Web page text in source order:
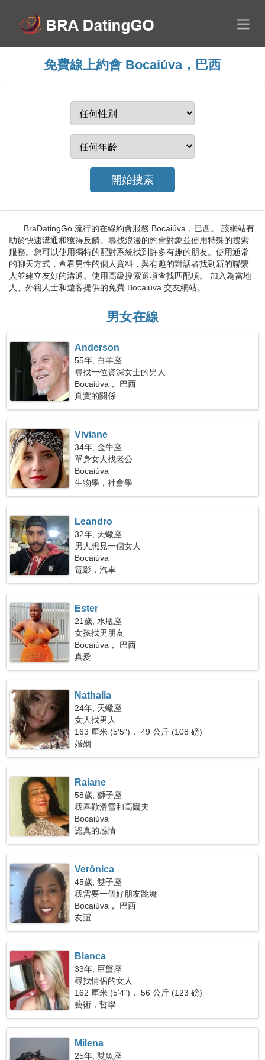
免費線上約會 Bocaiúva，巴西
BraDatingGo 流行的在線約會服務 Bocaiúva，巴西。 該網站有
助於快速溝通和獲得反饋。尋找浪漫的約會對象並使用特殊的搜索
服務。您可以使用獨特的配對系統找到許多有趣的朋友。使用通常
的聊天方式，查看男性的個人資料，與有趣的對話者找到新的聯繫
人並建立友好的溝通。使用高級搜索選項查找匹配項。 加入為當地
人、外籍人士和遊客提供的免費 Bocaiúva 交友網站。
男女在線
Anderson
55年, 白羊座
尋找一位資深女士的男人
Bocaiúva， 巴西
真實的關係
Viviane
34年, 金牛座
單身女人找老公
Bocaiúva
生物學，社會學
Leandro
32年, 天蠍座
男人想見一個女人
Bocaiúva
電影，汽車
Ester
21歲, 水瓶座
女孩找男朋友
Bocaiúva， 巴西
真愛
Nathalia
24年, 天蠍座
女人找男人
163 厘米 (5'5")， 49 公斤 (108 磅)
婚姻
Raiane
58歲, 獅子座
我喜歡滑雪和高爾夫
Bocaiúva
認真的感情
Verônica
45歲, 雙子座
我需要一個好朋友跳舞
Bocaiúva， 巴西
友誼
Bianca
33年, 巨蟹座
尋找情侶的女人
162 厘米 (5'4")， 56 公斤 (123 磅)
藝術，哲學
Milena
25年, 雙魚座